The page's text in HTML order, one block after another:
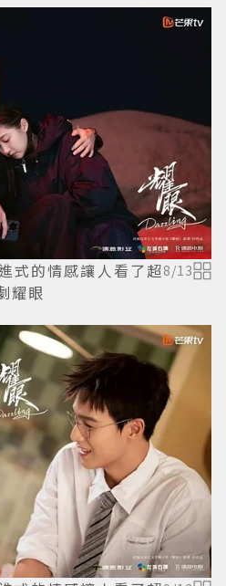
式的情感讓人看了超
耀眼
8/13